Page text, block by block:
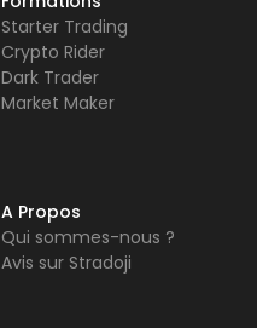
Starter Trading
Crypto Rider
Dark Trader
Market Maker
A Propos
Qui sommes-nous ?
Avis sur Stradoji